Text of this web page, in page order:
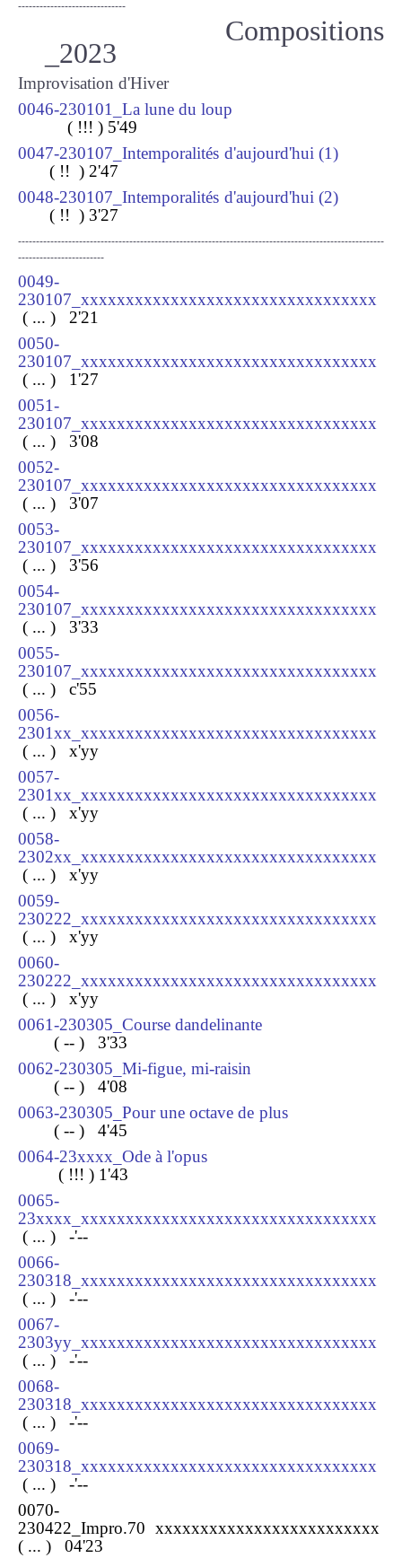
------------------------------
Compositions
_2023
Improvisation d'Hiver
0046-230101_La lune du loup
( !!! ) 5'49
0047-230107_Intemporalités d'aujourd'hui (1)
( !! ) 2'47
0048-230107_Intemporalités d'aujourd'hui (2)
( !! ) 3'27
------------------------------------------------------------------------------------------------------
------------------------
0049-
230107_xxxxxxxxxxxxxxxxxxxxxxxxxxxxxxxxx
( ... ) 2'21
0050-
230107_xxxxxxxxxxxxxxxxxxxxxxxxxxxxxxxxx
( ... ) 1'27
0051-
230107_xxxxxxxxxxxxxxxxxxxxxxxxxxxxxxxxx
( ... ) 3'08
0052-
230107_xxxxxxxxxxxxxxxxxxxxxxxxxxxxxxxxx
( ... ) 3'07
0053-
230107_xxxxxxxxxxxxxxxxxxxxxxxxxxxxxxxxx
( ... ) 3'56
0054-
230107_xxxxxxxxxxxxxxxxxxxxxxxxxxxxxxxxx
( ... ) 3'33
0055-
230107_xxxxxxxxxxxxxxxxxxxxxxxxxxxxxxxxx
( ... ) c'55
0056-
2301xx_xxxxxxxxxxxxxxxxxxxxxxxxxxxxxxxxx
( ... ) x'yy
0057-
2301xx_xxxxxxxxxxxxxxxxxxxxxxxxxxxxxxxxx
( ... ) x'yy
0058-
2302xx_xxxxxxxxxxxxxxxxxxxxxxxxxxxxxxxxx
( ... ) x'yy
0059-
230222_xxxxxxxxxxxxxxxxxxxxxxxxxxxxxxxxx
( ... ) x'yy
0060-
230222_xxxxxxxxxxxxxxxxxxxxxxxxxxxxxxxxx
( ... ) x'yy
0061-230305_Course dandelinante
( -- ) 3'33
0062-230305_ Mi-figue, mi-raisin
( -- ) 4'08
0063-230305_Pour une octave de plus
( -- ) 4'45
0064-23xxxx_Ode à l'opus
( !!! ) 1'43
0065-
23xxxx_xxxxxxxxxxxxxxxxxxxxxxxxxxxxxxxxx
( ... ) -'--
0066-
230318_xxxxxxxxxxxxxxxxxxxxxxxxxxxxxxxxx
( ... ) -'--
0067-
2303yy_xxxxxxxxxxxxxxxxxxxxxxxxxxxxxxxxx
( ... ) -'--
0068-
230318_xxxxxxxxxxxxxxxxxxxxxxxxxxxxxxxxx
( ... ) -'--
0069-
230318_xxxxxxxxxxxxxxxxxxxxxxxxxxxxxxxxx
( ... ) -'--
0070-
230422_Impro.70 xxxxxxxxxxxxxxxxxxxxxxxxx
( ... ) 04'23